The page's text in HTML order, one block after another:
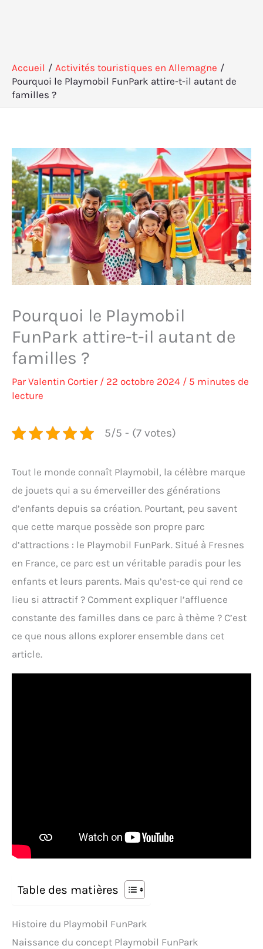
Accueil
Activités touristiques en Allemagne
Pourquoi le Playmobil FunPark attire-t-il autant de
familles ?
Pourquoi le Playmobil
FunPark attire-t-il autant de
familles ?
ParValentin Cortier / 22 octobre 2024 / 5 minutes de
lecture
5/5 - (7 votes)
Tout le monde connaît Playmobil, la célèbre marque
de jouets qui a su émerveiller des générations
d’enfants depuis sa création. Pourtant, peu savent
que cette marque possède son propre parc
d’attractions : le Playmobil FunPark. Situé à Fresnes
en France, ce parc est un véritable paradis pour les
enfants et leurs parents. Mais qu’est-ce qui rend ce
lieu si attractif ? Comment expliquer l’affluence
constante des familles dans ce parc à thème ? C’est
ce que nous allons explorer ensemble dans cet
article.
Table des matières
Histoire du Playmobil FunPark
Naissance du concept Playmobil FunPark